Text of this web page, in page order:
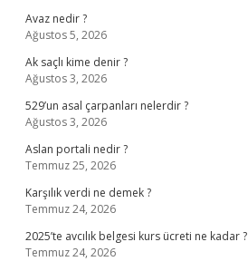
Avaz nedir ?
Ağustos 5, 2026
Ak saçlı kime denir ?
Ağustos 3, 2026
529’un asal çarpanları nelerdir ?
Ağustos 3, 2026
Aslan portali nedir ?
Temmuz 25, 2026
Karşılık verdi ne demek ?
Temmuz 24, 2026
2025’te avcılık belgesi kurs ücreti ne kadar ?
Temmuz 24, 2026